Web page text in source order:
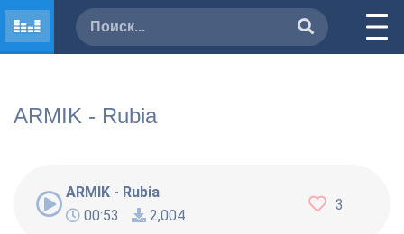
ARMIK - Rubia
ARMIK - Rubia
00:53
2,004
3